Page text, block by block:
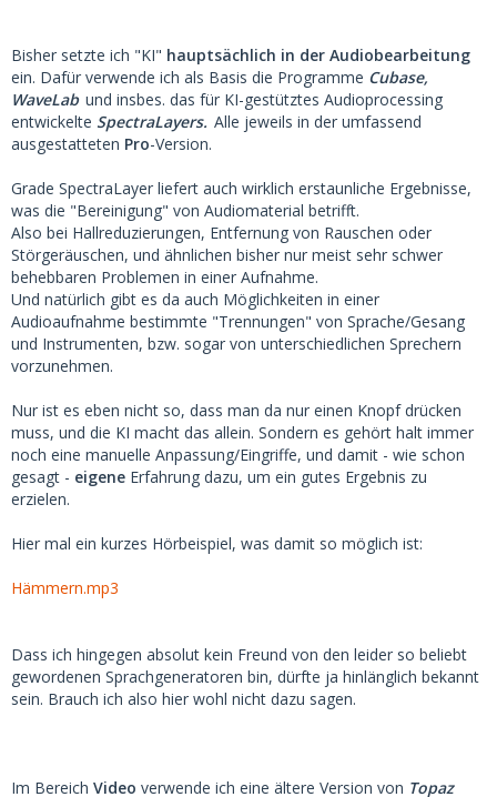
Bisher setzte ich "KI" hauptsächlich in der Audiobearbeitung
ein. Dafür verwende ich als Basis die Programme Cubase,
WaveLab und insbes. das für KI-gestütztes Audioprocessing
entwickelte SpectraLayers. Alle jeweils in der umfassend
ausgestatteten Pro-Version.
Grade SpectraLayer liefert auch wirklich erstaunliche Ergebnisse,
was die "Bereinigung" von Audiomaterial betrifft.
Also bei Hallreduzierungen, Entfernung von Rauschen oder
Störgeräuschen, und ähnlichen bisher nur meist sehr schwer
behebbaren Problemen in einer Aufnahme.
Und natürlich gibt es da auch Möglichkeiten in einer
Audioaufnahme bestimmte "Trennungen" von Sprache/Gesang
und Instrumenten, bzw. sogar von unterschiedlichen Sprechern
vorzunehmen.
Nur ist es eben nicht so, dass man da nur einen Knopf drücken
muss, und die KI macht das allein. Sondern es gehört halt immer
noch eine manuelle Anpassung/Eingriffe, und damit - wie schon
gesagt - eigene Erfahrung dazu, um ein gutes Ergebnis zu
erzielen.
Hier mal ein kurzes Hörbeispiel, was damit so möglich ist:
Hämmern.mp3
Dass ich hingegen absolut kein Freund von den leider so beliebt
gewordenen Sprachgeneratoren bin, dürfte ja hinlänglich bekannt
sein. Brauch ich also hier wohl nicht dazu sagen.
Im Bereich Video verwende ich eine ältere Version von Topaz